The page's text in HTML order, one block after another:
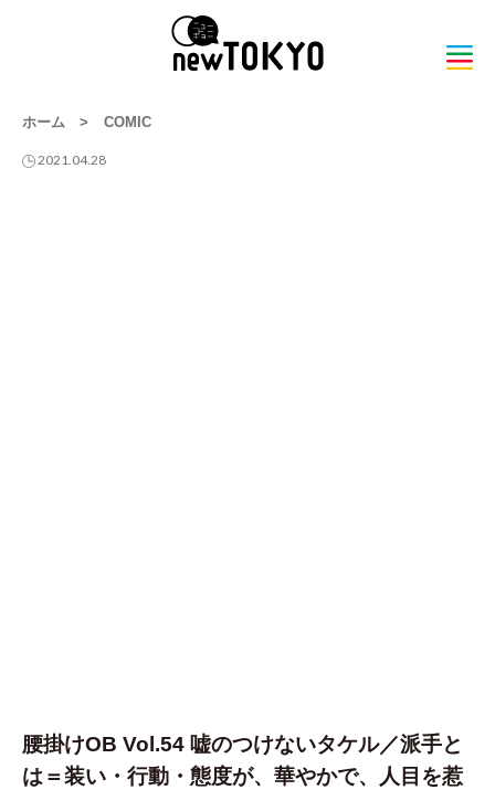
ホーム > COMIC
2021.04.28
腰掛けOB Vol.54 嘘のつけないタケル／派手と
は＝装い・行動・態度が、華やかで、人目を惹